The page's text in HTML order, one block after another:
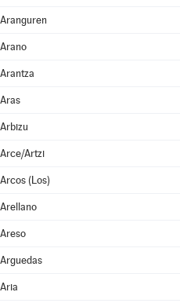
Aranguren
Arano
Arantza
Aras
Arbizu
Arce/Artzi
Arcos (Los)
Arellano
Areso
Arguedas
Aria